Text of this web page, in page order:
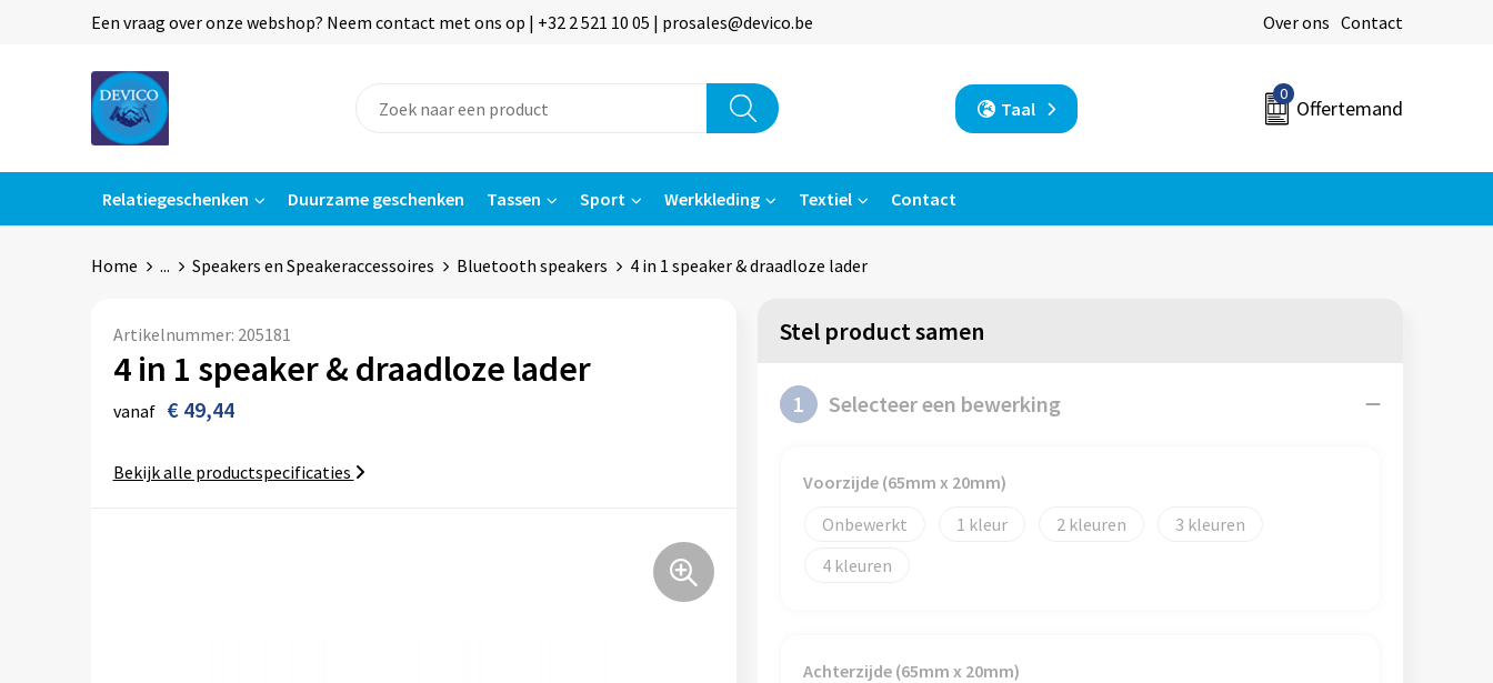
Een vraag over onze webshop? Neem contact met ons op | +32 2 521 10 05 | prosales@devico.be Over ons Contact
Taal
0
Offertemand
Relatiegeschenken Duurzame geschenken Tassen Sport Werkkleding Textiel Contact
Home ... Speakers en Speakeraccessoires Bluetooth speakers 4 in 1 speaker & draadloze lader
Artikelnummer: 205181
4 in 1 speaker & draadloze lader
vanaf € 49,44
Bekijk alle productspecificaties
Stel product samen
1 Selecteer een bewerking
Voorzijde (65mm x 20mm)
Onbewerkt
1 2
3
4
Achterzijde (65mm x 20mm)